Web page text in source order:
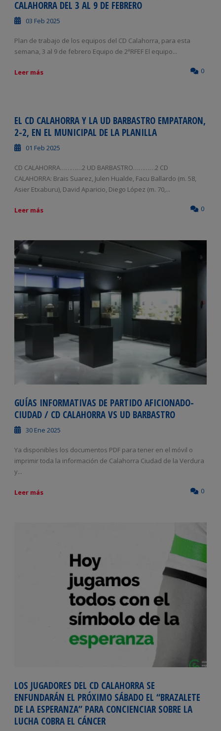
CALAHORRA DEL 3 AL 9 DE FEBRERO
03 Feb 2025
Plan de trabajo de los equipos del CD Calahorra, para esta
semana, 3 al 9 de febrero Equipo de 2ªRFEF El equipo...
Leer más 0
EL CD CALAHORRA Y LA UD BARBASTRO EMPATARON,
2-2, EN EL MUNICIPAL DE LA PLANILLA
01 Feb 2025
CD CALAHORRA…………2 UD BARBASTRO…………2 CD
CALAHORRA: Brais Suarez, Julen Hualde, Facu Ballardo (m. 58,
Asier Etxaburu), David Aparicio, Diego López (m. 70,...
Leer más 0
GUÍAS INFORMATIVAS DE PARTIDO AFICIONADO-
CIUDAD / CD CALAHORRA VS UD BARBASTRO
30 Ene 2025
Ya disponibles los documentos PDF para tener en el móvil o
imprimir toda la información de Calahorra Ciudad de la Verdura
y...
Leer más 0
LOS JUGADORES DEL CD CALAHORRA SE
ENFUNDARÁN EL PRÓXIMO SÁBADO EL “BRAZALETE
DE LA ESPERANZA” PARA CONCIENCIAR SOBRE LA
LUCHA COBRA EL CÁNCER